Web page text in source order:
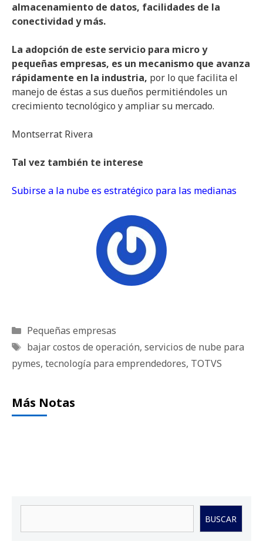
almacenamiento de datos, facilidades de la
conectividad y más.
La adopción de este servicio para micro y
pequeñas empresas, es un mecanismo que avanza
rápidamente en la industria, por lo que facilita el
manejo de éstas a sus dueños permitiéndoles un
crecimiento tecnológico y ampliar su mercado.
Montserrat Rivera
Tal vez también te interese
Subirse a la nube es estratégico para las medianas
Categorías
Pequeñas empresas
Etiquetas
bajar costos de operación, servicios de nube para
pymes, tecnología para emprendedores, TOTVS
Más Notas
BUSCAR